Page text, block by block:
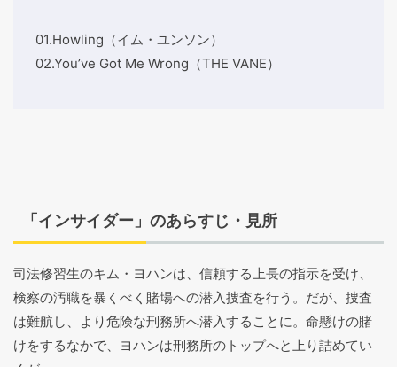
01.Howling（イム・ユンソン）
02.You’ve Got Me Wrong（THE VANE）
「インサイダー」のあらすじ・見所
司法修習生のキム・ヨハンは、信頼する上長の指示を受け、
検察の汚職を暴くべく賭場への潜入捜査を行う。だが、捜査
は難航し、より危険な刑務所へ潜入することに。命懸けの賭
けをするなかで、ヨハンは刑務所のトップへと上り詰めてい